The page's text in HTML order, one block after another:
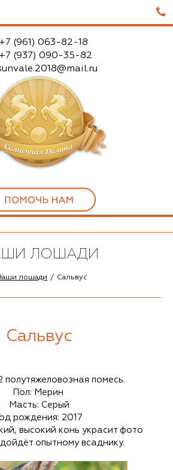

+7 (961) 063-82-18
+7 (937) 090-35-82
ЛОШАДИ
лошади Сальвус
Сальвус
полутяжеловозная помесь.
Пол: Мерин
Масть: Серый
рождения: 2017
высокий конь украсит фото
опытному всаднику.